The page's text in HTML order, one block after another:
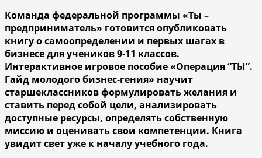
Команда федеральной программы «Ты –
предприниматель» готовится опубликовать
книгу о самоопределении и первых шагах в
бизнесе для учеников 9-11 классов.
Интерактивное игровое пособие «Операция “ТЫ”.
Гайд молодого бизнес-гения» научит
старшеклассников формулировать желания и
ставить перед собой цели, анализировать
доступные ресурсы, определять собственную
миссию и оценивать свои компетенции. Книга
увидит свет уже к началу учебного года.